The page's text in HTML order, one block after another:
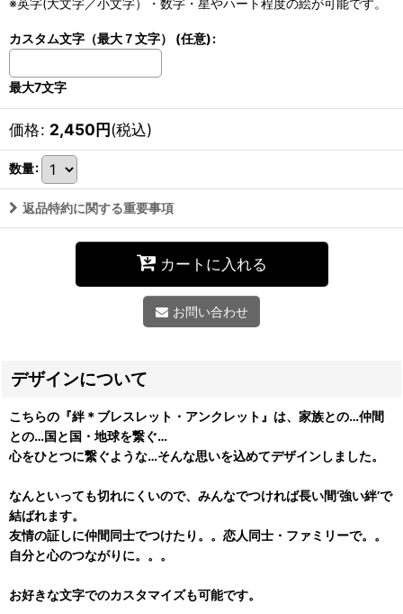
カスタム文字（最大７文字） (任意):
最大7文字
価格: 2,450円(税込)
数量:
返品特約に関する重要事項
カートに入れる
お問い合わせ
デザインについて
こちらの『絆＊ブレスレット・アンクレット』は、家族との…仲間
との…国と国・地球を繋ぐ…
心をひとつに繋ぐような…そんな思いを込めてデザインしました。
なんといっても切れにくいので、みんなでつければ長い間‘強い絆’で
結ばれます。
友情の証しに仲間同士でつけたり。。恋人同士・ファミリーで。。
自分と心のつながりに。。。
お好きな文字でのカスタマイズも可能です。